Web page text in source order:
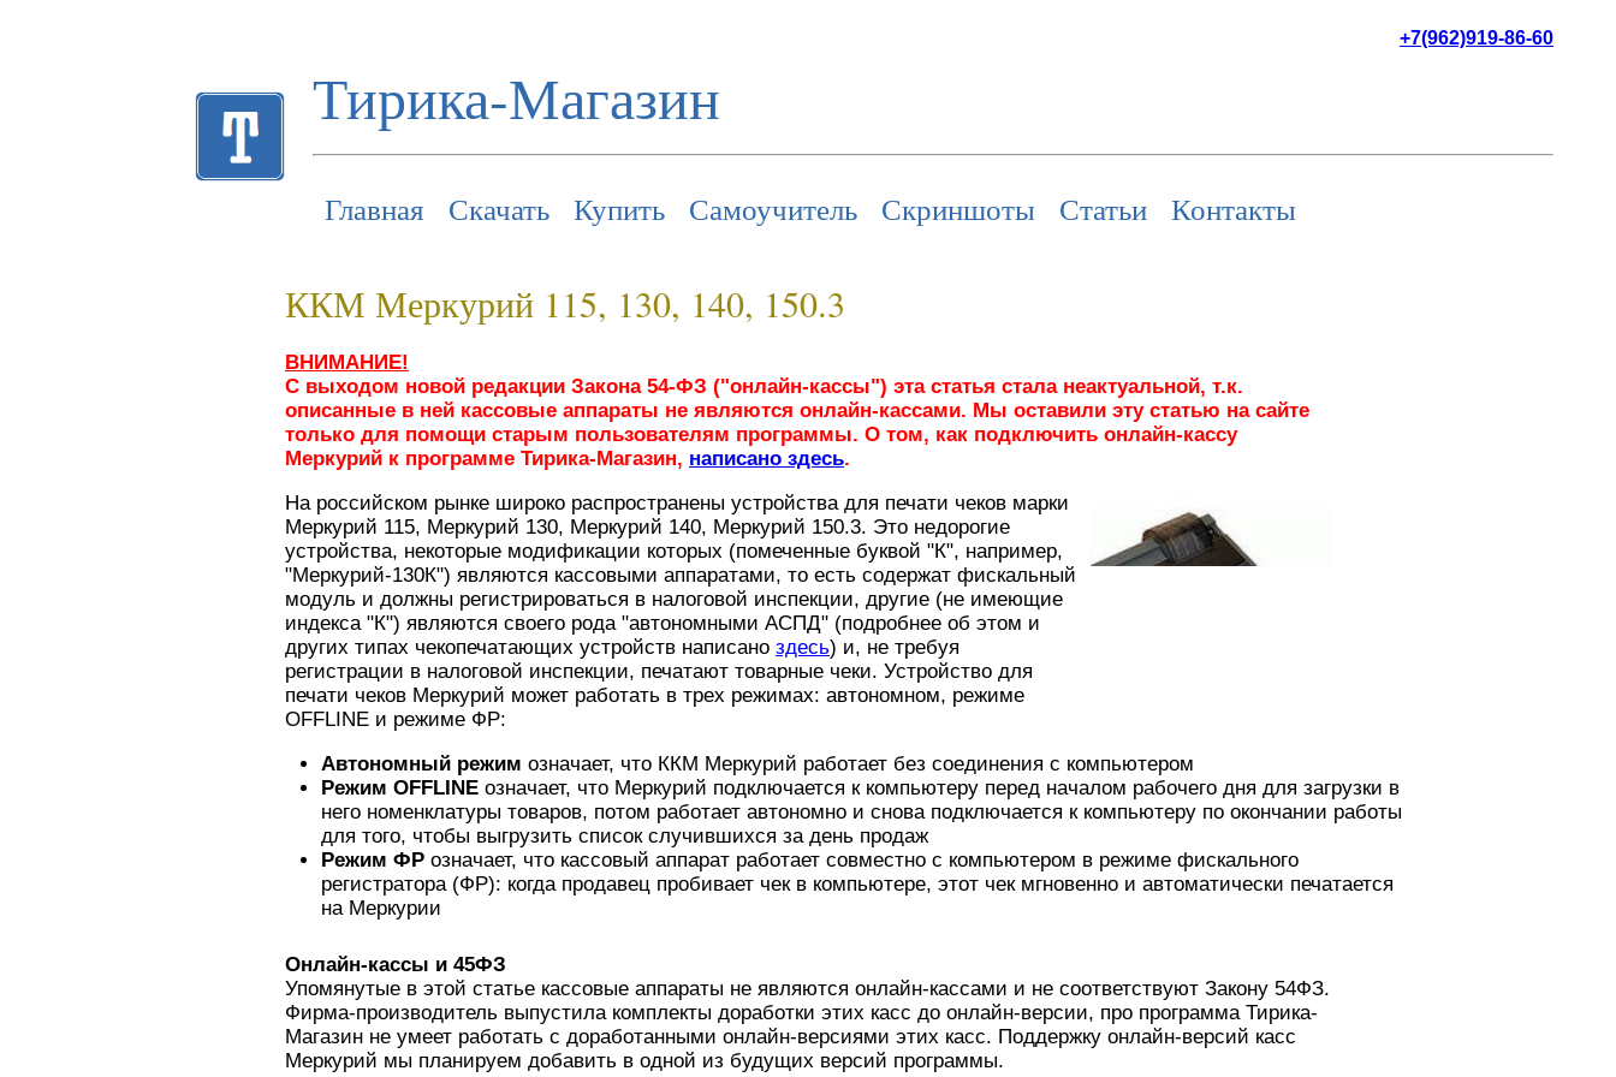
+7(962)919-86-60
Тирика-Магазин
Главная Скачать Купить Самоучитель Скриншоты Статьи Контакты
ККМ Меркурий 115, 130, 140, 150.3
ВНИМАНИЕ!
С выходом новой редакции Закона 54-ФЗ ("онлайн-кассы") эта статья стала неактуальной, т.к.
описанные в ней кассовые аппараты не являются онлайн-кассами. Мы оставили эту статью на сайте
только для помощи старым пользователям программы. О том, как подключить онлайн-кассу
Меркурий к программе Тирика-Магазин, написано здесь.
На российском рынке широко распространены устройства для печати чеков марки
Меркурий 115, Меркурий 130, Меркурий 140, Меркурий 150.3. Это недорогие
устройства, некоторые модификации которых (помеченные буквой "К", например,
"Меркурий-130К") являются кассовыми аппаратами, то есть содержат фискальный
модуль и должны регистрироваться в налоговой инспекции, другие (не имеющие
индекса "К") являются своего рода "автономными АСПД" (подробнее об этом и
других типах чекопечатающих устройств написано здесь) и, не требуя
регистрации в налоговой инспекции, печатают товарные чеки. Устройство для
печати чеков Меркурий может работать в трех режимах: автономном, режиме
OFFLINE и режиме ФР:
Автономный режим означает, что ККМ Меркурий работает без соединения с компьютером
Режим OFFLINE означает, что Меркурий подключается к компьютеру перед началом рабочего дня для загрузки в
него номенклатуры товаров, потом работает автономно и снова подключается к компьютеру по окончании работы
для того, чтобы выгрузить список случившихся за день продаж
Режим ФР означает, что кассовый аппарат работает совместно с компьютером в режиме фискального
регистратора (ФР): когда продавец пробивает чек в компьютере, этот чек мгновенно и автоматически печатается
на Меркурии
Онлайн-кассы и 45ФЗ
Упомянутые в этой статье кассовые аппараты не являются онлайн-кассами и не соответствуют Закону 54ФЗ.
Фирма-производитель выпустила комплекты доработки этих касс до онлайн-версии, про программа Тирика-
Магазин не умеет работать с доработанными онлайн-версиями этих касс. Поддержку онлайн-версий касс
Меркурий мы планируем добавить в одной из будущих версий программы.